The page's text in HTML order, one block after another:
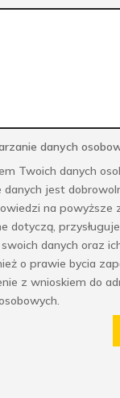
danych
Twoich danych
danych jest
na powyższe
dotyczą,
danych oraz
o prawie bycia
z wnioskiem do